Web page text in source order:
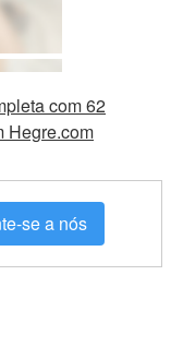
com 62
Hegre.com
se a nós